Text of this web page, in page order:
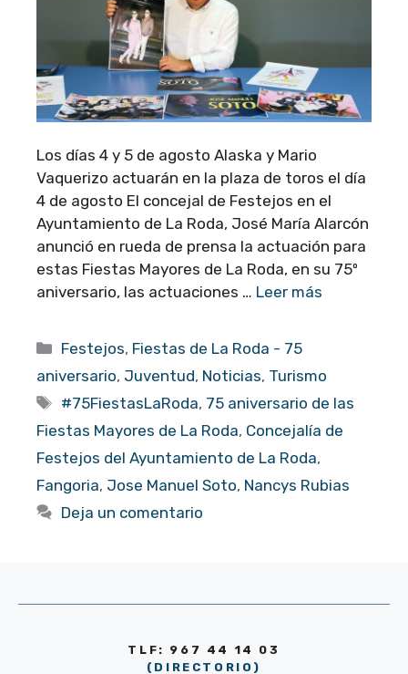
Los días 4 y 5 de agosto Alaska y Mario
Vaquerizo actuarán en la plaza de toros el día
4 de agosto El concejal de Festejos en el
Ayuntamiento de La Roda, José María Alarcón
anunció en rueda de prensa la actuación para
estas Fiestas Mayores de La Roda, en su 75º
aniversario, las actuaciones … Leer más
Categorías
Festejos, Fiestas de La Roda - 75
aniversario, Juventud, Noticias, Turismo
Etiquetas
#75FiestasLaRoda, 75 aniversario de las
Fiestas Mayores de La Roda, Concejalía de
Festejos del Ayuntamiento de La Roda,
Fangoria, Jose Manuel Soto, Nancys Rubias
Deja un comentario
TLF: 967 44 14 03
(DIRECTORIO)